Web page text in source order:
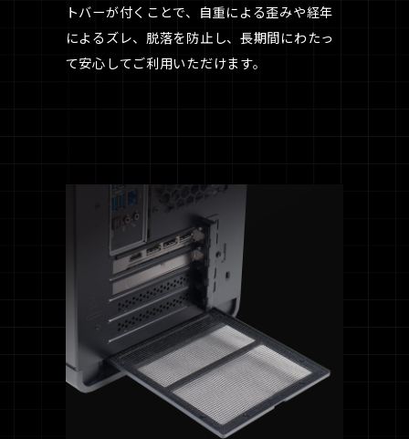
トバーが付くことで、自重による歪みや経年
によるズレ、脱落を防止し、長期間にわたっ
て安心してご利用いただけます。